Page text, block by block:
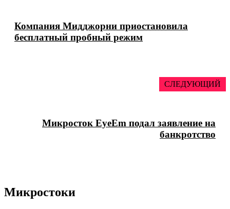
Компания Мидджорни приостановила
бесплатный пробный режим
СЛЕДУЮЩИЙ
Микросток EyeEm подал заявление на
банкротство
Микростоки